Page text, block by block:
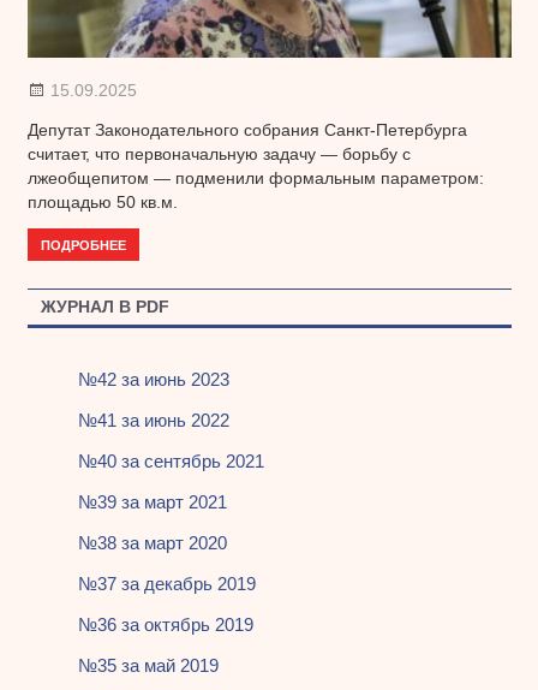
15.09.2025
Депутат Законодательного собрания Санкт-Петербурга
считает, что первоначальную задачу — борьбу с
лжеобщепитом — подменили формальным параметром:
площадью 50 кв.м.
ПОДРОБНЕЕ
ЖУРНАЛ В PDF
№42 за июнь 2023
№41 за июнь 2022
№40 за сентябрь 2021
№39 за март 2021
№38 за март 2020
№37 за декабрь 2019
№36 за октябрь 2019
№35 за май 2019